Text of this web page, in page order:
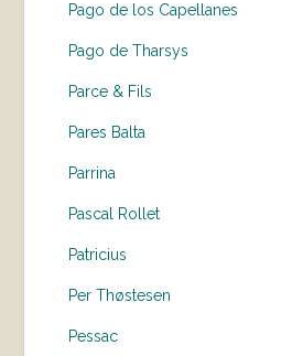
Pago de los Capellanes
Pago de Tharsys
Parce & Fils
Pares Balta
Parrina
Pascal Rollet
Patricius
Per Thøstesen
Pessac